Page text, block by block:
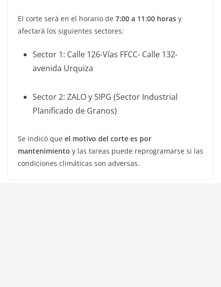
El corte será en el horario de 7:00 a 11:00 horas y
afectará los siguientes sectores:
Sector 1: Calle 126-Vías FFCC- Calle 132-
avenida Urquiza
Sector 2: ZALO y SIPG (Sector Industrial
Planificado de Granos)
Se indicó que el motivo del corte es por
mantenimiento y las tareas puede reprogramarse si las
condiciones climáticas son adversas.